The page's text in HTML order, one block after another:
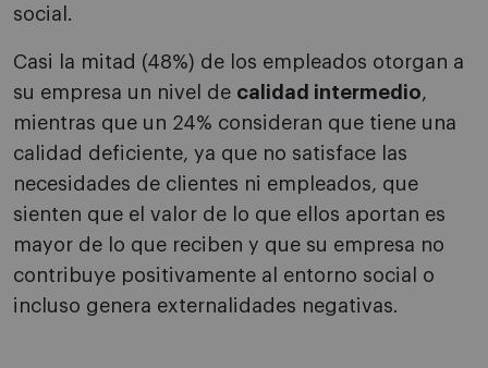
social.
Casi la mitad (48%) de los empleados otorgan a
su empresa un nivel de calidad intermedio,
mientras que un 24% consideran que tiene una
calidad deficiente, ya que no satisface las
necesidades de clientes ni empleados, que
sienten que el valor de lo que ellos aportan es
mayor de lo que reciben y que su empresa no
contribuye positivamente al entorno social o
incluso genera externalidades negativas.